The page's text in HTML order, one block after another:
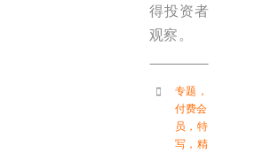
得投资者
观察。
专题 ，
付费会
员 ， 特
写 ， 精